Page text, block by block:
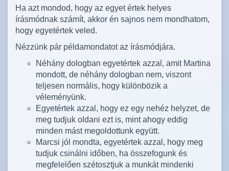
Ha azt mondod, hogy az egyet értek helyes
írásmódnak számít, akkor én sajnos nem mondhatom,
hogy egyetértek veled.
Nézzünk pár példamondatot az írásmódjára.
Néhány dologban egyetértek azzal, amit Martina
mondott, de néhány dologban nem, viszont
teljesen normális, hogy különbözik a
véleményünk.
Egyetértek azzal, hogy ez egy nehéz helyzet, de
meg tudjuk oldani ezt is, mint ahogy eddig
minden mást megoldottunk együtt.
Marcsi jól mondta, egyetértek azzal, hogy meg
tudjuk csinálni időben, ha összefogunk és
megfelelően szétosztjuk a munkát mindenki